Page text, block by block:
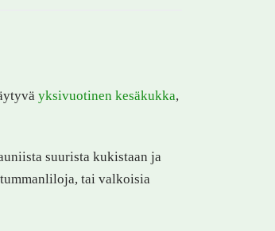
yksivuotinen kesäkukka,
suurista kukistaan ja
tai valkoisia